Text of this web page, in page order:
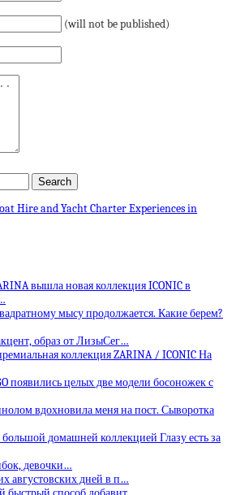
(will not be published)
Hire and Yacht Charter Experiences in
вышла новая коллекция ICONIC в
мысу продолжается. Какие берем?
образ от ЛизыСег…
коллекция ZARINA / ICONIC На
появились целых две модели босоножек с
вдохновила меня на пост. Сыворотка
домашней коллекцией Глазу есть за
девочки…
августовских дней в п…